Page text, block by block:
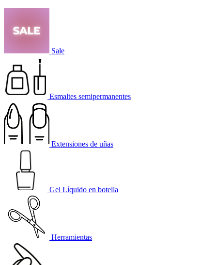
Sale
Esmaltes semipermanentes
Extensiones de uñas
Gel Líquido en botella
Herramientas